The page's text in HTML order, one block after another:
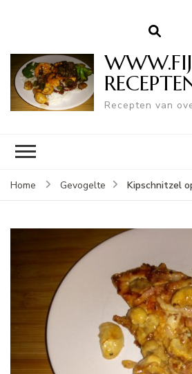
Recepten van
Home Gevogelte Kipschnitzel